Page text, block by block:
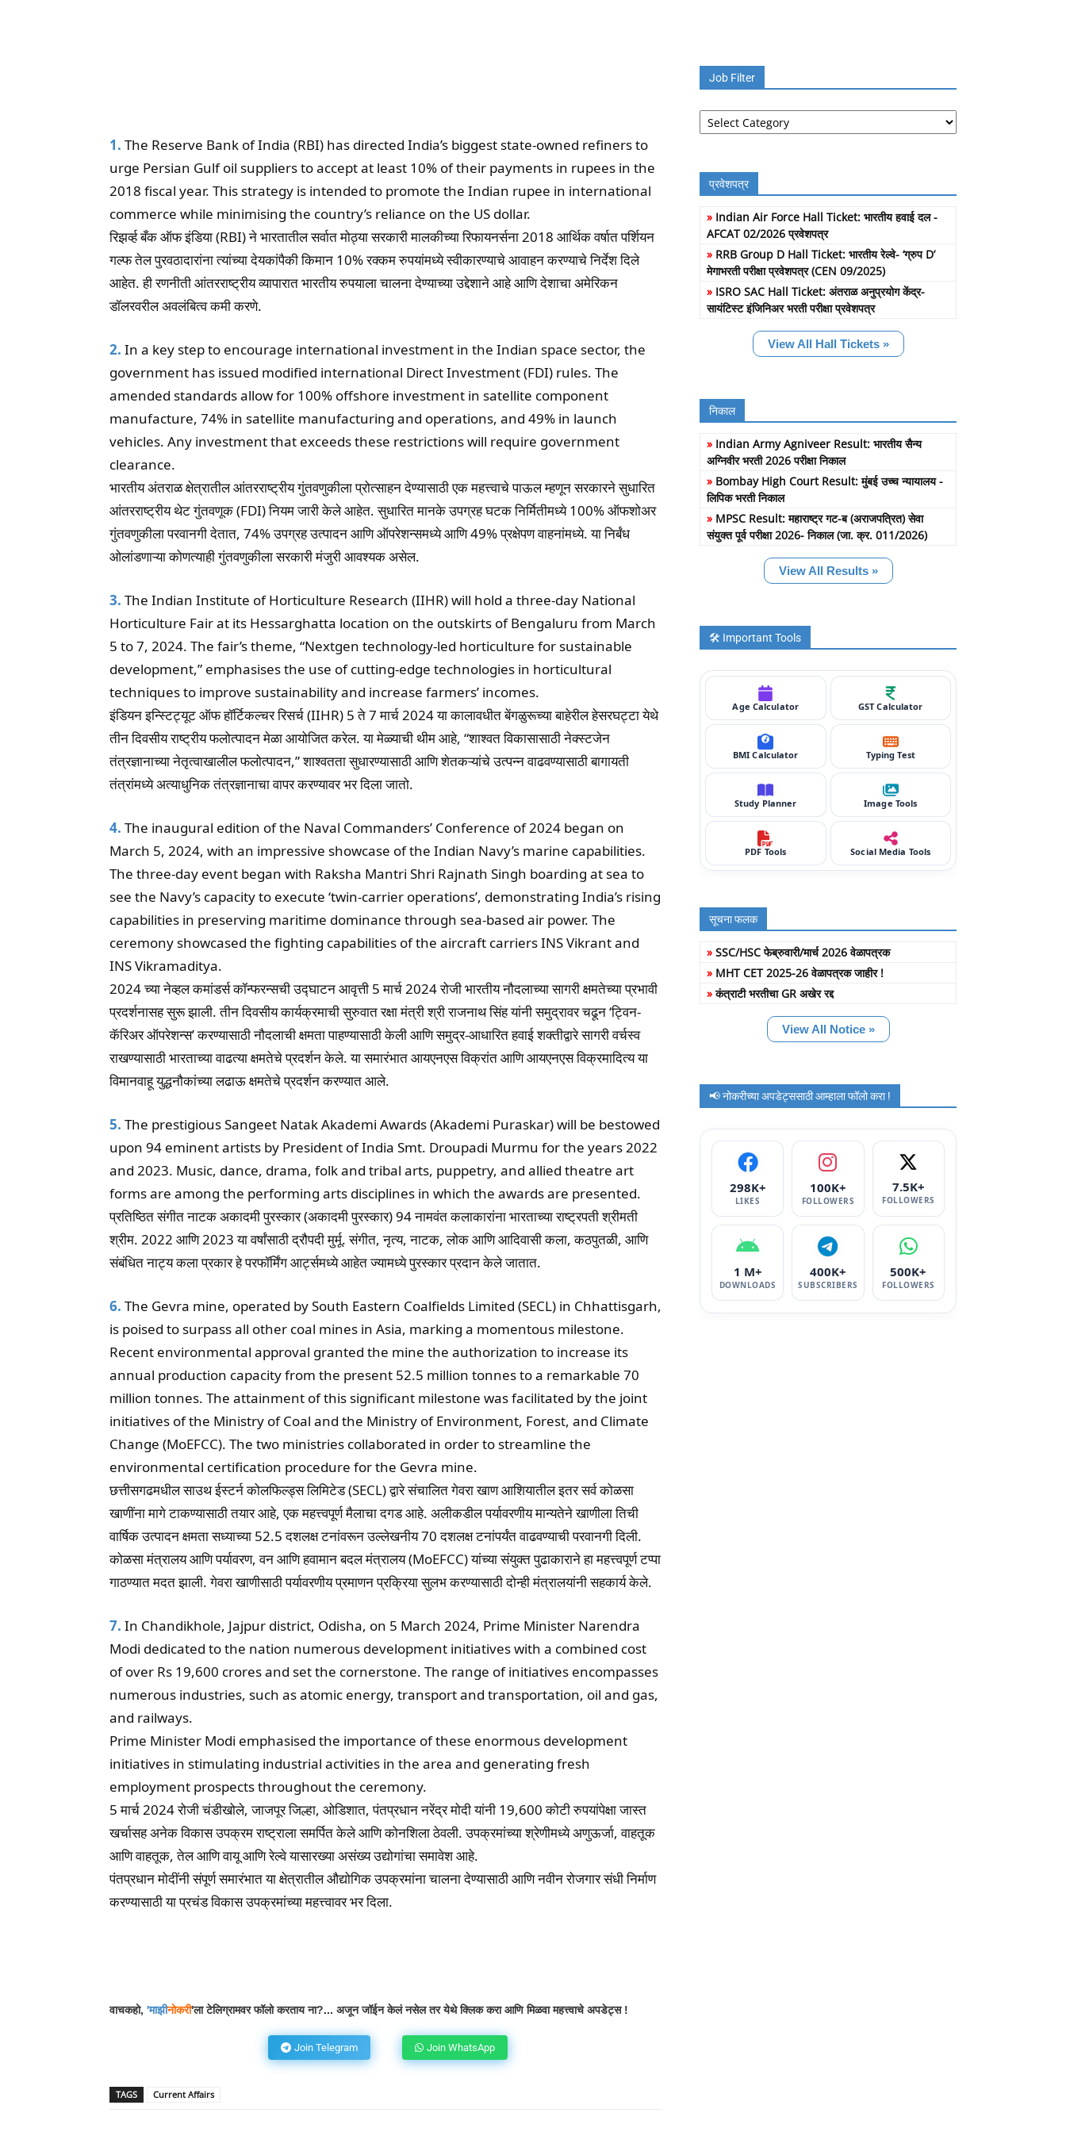
1. The Reserve Bank of India (RBI) has directed India’s biggest state-owned refiners to
urge Persian Gulf oil suppliers to accept at least 10% of their payments in rupees in the
2018 fiscal year. This strategy is intended to promote the Indian rupee in international
commerce while minimising the country’s reliance on the US dollar.
रिझर्व्ह बँक ऑफ इंडिया (RBI) ने भारतातील सर्वात मोठ्या सरकारी मालकीच्या रिफायनर्सना 2018 आर्थिक वर्षात पर्शियन
गल्फ तेल पुरवठादारांना त्यांच्या देयकांपैकी किमान 10% रक्कम रुपयांमध्ये स्वीकारण्याचे आवाहन करण्याचे निर्देश दिले
आहेत. ही रणनीती आंतरराष्ट्रीय व्यापारात भारतीय रुपयाला चालना देण्याच्या उद्देशाने आहे आणि देशाचा अमेरिकन
डॉलरवरील अवलंबित्व कमी करणे.
2. In a key step to encourage international investment in the Indian space sector, the
government has issued modified international Direct Investment (FDI) rules. The
amended standards allow for 100% offshore investment in satellite component
manufacture, 74% in satellite manufacturing and operations, and 49% in launch
vehicles. Any investment that exceeds these restrictions will require government
clearance.
भारतीय अंतराळ क्षेत्रातील आंतरराष्ट्रीय गुंतवणुकीला प्रोत्साहन देण्यासाठी एक महत्त्वाचे पाऊल म्हणून सरकारने सुधारित
आंतरराष्ट्रीय थेट गुंतवणूक (FDI) नियम जारी केले आहेत. सुधारित मानके उपग्रह घटक निर्मितीमध्ये 100% ऑफशोअर
गुंतवणुकीला परवानगी देतात, 74% उपग्रह उत्पादन आणि ऑपरेशन्समध्ये आणि 49% प्रक्षेपण वाहनांमध्ये. या निर्बंध
ओलांडणाऱ्या कोणत्याही गुंतवणुकीला सरकारी मंजुरी आवश्यक असेल.
3. The Indian Institute of Horticulture Research (IIHR) will hold a three-day National
Horticulture Fair at its Hessarghatta location on the outskirts of Bengaluru from March
5 to 7, 2024. The fair’s theme, “Nextgen technology-led horticulture for sustainable
development,” emphasises the use of cutting-edge technologies in horticultural
techniques to improve sustainability and increase farmers’ incomes.
इंडियन इन्स्टिट्यूट ऑफ हॉर्टिकल्चर रिसर्च (IIHR) 5 ते 7 मार्च 2024 या कालावधीत बेंगळुरूच्या बाहेरील हेसरघट्टा येथे
तीन दिवसीय राष्ट्रीय फलोत्पादन मेळा आयोजित करेल. या मेळ्याची थीम आहे, “शाश्वत विकासासाठी नेक्स्टजेन
तंत्रज्ञानाच्या नेतृत्वाखालील फलोत्पादन,” शाश्वतता सुधारण्यासाठी आणि शेतकऱ्यांचे उत्पन्न वाढवण्यासाठी बागायती
तंत्रांमध्ये अत्याधुनिक तंत्रज्ञानाचा वापर करण्यावर भर दिला जातो.
4. The inaugural edition of the Naval Commanders’ Conference of 2024 began on
March 5, 2024, with an impressive showcase of the Indian Navy’s marine capabilities.
The three-day event began with Raksha Mantri Shri Rajnath Singh boarding at sea to
see the Navy’s capacity to execute ‘twin-carrier operations’, demonstrating India’s rising
capabilities in preserving maritime dominance through sea-based air power. The
ceremony showcased the fighting capabilities of the aircraft carriers INS Vikrant and
INS Vikramaditya.
2024 च्या नेव्हल कमांडर्स कॉन्फरन्सची उद्घाटन आवृत्ती 5 मार्च 2024 रोजी भारतीय नौदलाच्या सागरी क्षमतेच्या प्रभावी
प्रदर्शनासह सुरू झाली. तीन दिवसीय कार्यक्रमाची सुरुवात रक्षा मंत्री श्री राजनाथ सिंह यांनी समुद्रावर चढून ‘ट्विन-
कॅरिअर ऑपरेशन्स’ करण्यासाठी नौदलाची क्षमता पाहण्यासाठी केली आणि समुद्र-आधारित हवाई शक्तीद्वारे सागरी वर्चस्व
राखण्यासाठी भारताच्या वाढत्या क्षमतेचे प्रदर्शन केले. या समारंभात आयएनएस विक्रांत आणि आयएनएस विक्रमादित्य या
विमानवाहू युद्धनौकांच्या लढाऊ क्षमतेचे प्रदर्शन करण्यात आले.
5. The prestigious Sangeet Natak Akademi Awards (Akademi Puraskar) will be bestowed
upon 94 eminent artists by President of India Smt. Droupadi Murmu for the years 2022
and 2023. Music, dance, drama, folk and tribal arts, puppetry, and allied theatre art
forms are among the performing arts disciplines in which the awards are presented.
प्रतिष्ठित संगीत नाटक अकादमी पुरस्कार (अकादमी पुरस्कार) 94 नामवंत कलाकारांना भारताच्या राष्ट्रपती श्रीमती
श्रीम. 2022 आणि 2023 या वर्षांसाठी द्रौपदी मुर्मू. संगीत, नृत्य, नाटक, लोक आणि आदिवासी कला, कठपुतळी, आणि
संबंधित नाट्य कला प्रकार हे परफॉर्मिंग आर्ट्समध्ये आहेत ज्यामध्ये पुरस्कार प्रदान केले जातात.
6. The Gevra mine, operated by South Eastern Coalfields Limited (SECL) in Chhattisgarh,
is poised to surpass all other coal mines in Asia, marking a momentous milestone.
Recent environmental approval granted the mine the authorization to increase its
annual production capacity from the present 52.5 million tonnes to a remarkable 70
million tonnes. The attainment of this significant milestone was facilitated by the joint
initiatives of the Ministry of Coal and the Ministry of Environment, Forest, and Climate
Change (MoEFCC). The two ministries collaborated in order to streamline the
environmental certification procedure for the Gevra mine.
छत्तीसगढमधील साउथ ईस्टर्न कोलफिल्ड्स लिमिटेड (SECL) द्वारे संचालित गेवरा खाण आशियातील इतर सर्व कोळसा
खाणींना मागे टाकण्यासाठी तयार आहे, एक महत्त्वपूर्ण मैलाचा दगड आहे. अलीकडील पर्यावरणीय मान्यतेने खाणीला तिची
वार्षिक उत्पादन क्षमता सध्याच्या 52.5 दशलक्ष टनांवरून उल्लेखनीय 70 दशलक्ष टनांपर्यंत वाढवण्याची परवानगी दिली.
कोळसा मंत्रालय आणि पर्यावरण, वन आणि हवामान बदल मंत्रालय (MoEFCC) यांच्या संयुक्त पुढाकाराने हा महत्त्वपूर्ण टप्पा
गाठण्यात मदत झाली. गेवरा खाणीसाठी पर्यावरणीय प्रमाणन प्रक्रिया सुलभ करण्यासाठी दोन्ही मंत्रालयांनी सहकार्य केले.
7. In Chandikhole, Jajpur district, Odisha, on 5 March 2024, Prime Minister Narendra
Modi dedicated to the nation numerous development initiatives with a combined cost
of over Rs 19,600 crores and set the cornerstone. The range of initiatives encompasses
numerous industries, such as atomic energy, transport and transportation, oil and gas,
and railways.
Prime Minister Modi emphasised the importance of these enormous development
initiatives in stimulating industrial activities in the area and generating fresh
employment prospects throughout the ceremony.
5 मार्च 2024 रोजी चंडीखोले, जाजपूर जिल्हा, ओडिशात, पंतप्रधान नरेंद्र मोदी यांनी 19,600 कोटी रुपयांपेक्षा जास्त
खर्चासह अनेक विकास उपक्रम राष्ट्राला समर्पित केले आणि कोनशिला ठेवली. उपक्रमांच्या श्रेणीमध्ये अणुऊर्जा, वाहतूक
आणि वाहतूक, तेल आणि वायू आणि रेल्वे यासारख्या असंख्य उद्योगांचा समावेश आहे.
पंतप्रधान मोदींनी संपूर्ण समारंभात या क्षेत्रातील औद्योगिक उपक्रमांना चालना देण्यासाठी आणि नवीन रोजगार संधी निर्माण
करण्यासाठी या प्रचंड विकास उपक्रमांच्या महत्त्वावर भर दिला.
वाचकहो, 'माझीनोकरी'ला टेलिग्रामवर फॉलो करताय ना?... अजून जॉईन केलं नसेल तर येथे क्लिक करा आणि मिळवा महत्त्वाचे अपडेट्स !
Join Telegram Join WhatsApp
TAGS Current Affairs
Job Filter
Job
Filter
प्रवेशपत्र
» Indian Air Force Hall Ticket: भारतीय हवाई दल -
AFCAT 02/2026 प्रवेशपत्र
» RRB Group D Hall Ticket: भारतीय रेल्वे- ‘ग्रुप D’
मेगाभरती परीक्षा प्रवेशपत्र (CEN 09/2025)
» ISRO SAC Hall Ticket: अंतराळ अनुप्रयोग केंद्र-
सायंटिस्ट इंजिनिअर भरती परीक्षा प्रवेशपत्र
View All Hall Tickets »
निकाल
» Indian Army Agniveer Result: भारतीय सैन्य
अग्निवीर भरती 2026 परीक्षा निकाल
» Bombay High Court Result: मुंबई उच्च न्यायालय -
लिपिक भरती निकाल
» MPSC Result: महाराष्ट्र गट-ब (अराजपत्रित) सेवा
संयुक्त पूर्व परीक्षा 2026- निकाल (जा. क्र. 011/2026)
View All Results »
🛠️ Important Tools
Age Calculator GST Calculator
BMI Calculator Typing Test
Study Planner Image Tools
PDF Tools Social Media Tools
सूचना फलक
» SSC/HSC फेब्रुवारी/मार्च 2026 वेळापत्रक
» MHT CET 2025-26 वेळापत्रक जाहीर !
»कंत्राटी भरतीचा GR अखेर रद्द
View All Notice »
📢 नोकरीच्या अपडेट्ससाठी आम्हाला फॉलो करा !
298K+
LIKES
100K+
FOLLOWERS
7.5K+
FOLLOWERS
1 M+
DOWNLOADS
400K+
SUBSCRIBERS
500K+
FOLLOWERS